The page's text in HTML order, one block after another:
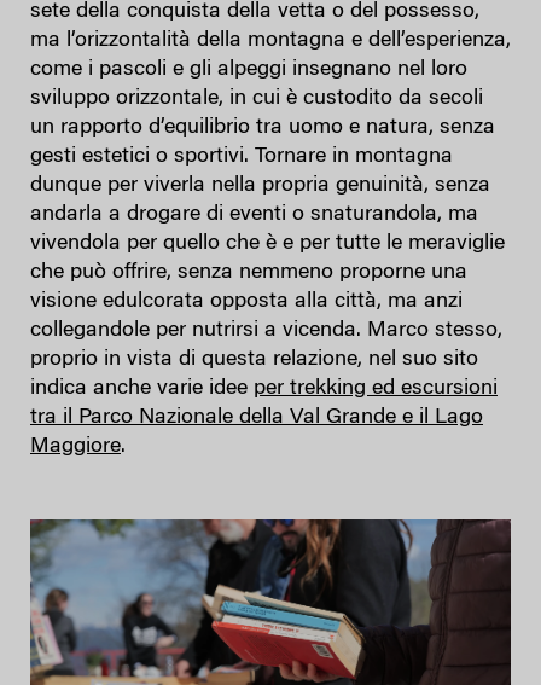
sete della conquista della vetta o del possesso,
ma l’orizzontalità della montagna e dell’esperienza,
come i pascoli e gli alpeggi insegnano nel loro
sviluppo orizzontale, in cui è custodito da secoli
un rapporto d’equilibrio tra uomo e natura, senza
gesti estetici o sportivi. Tornare in montagna
dunque per viverla nella propria genuinità, senza
andarla a drogare di eventi o snaturandola, ma
vivendola per quello che è e per tutte le meraviglie
che può offrire, senza nemmeno proporne una
visione edulcorata opposta alla città, ma anzi
collegandole per nutrirsi a vicenda. Marco stesso,
proprio in vista di questa relazione, nel suo sito
indica anche varie idee per trekking ed escursioni
tra il Parco Nazionale della Val Grande e il Lago
Maggiore.